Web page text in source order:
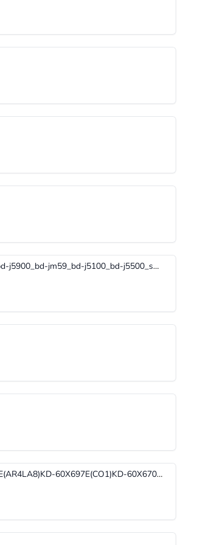
samsung_bd-j5500_series_bd-j5700_bd-jm57_bd-j5900_bd-jm59_bd-j5100_bd-j5500_sm.pdf
KD-60X690EKD-70X690E(UC2LA1)KD-60X695E(AR4LA8)KD-60X697E(CO1)KD-60X6700EKD-70X6700E (1).pdf